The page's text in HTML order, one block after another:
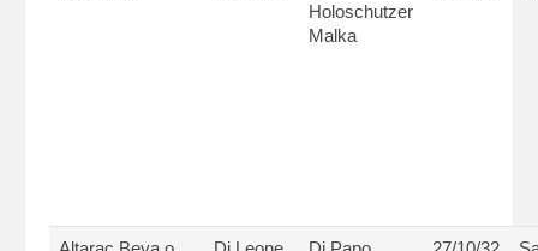
Holoschutzer
Malka